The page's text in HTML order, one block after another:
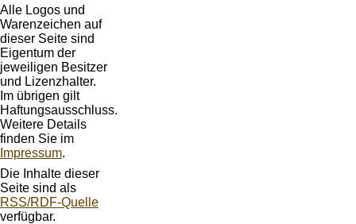
Alle Logos und
Warenzeichen auf
dieser Seite sind
Eigentum der
jeweiligen Besitzer
und Lizenzhalter.
Im übrigen gilt
Haftungsausschluss.
Weitere Details
finden Sie im
Impressum.
Die Inhalte dieser
Seite sind als
RSS/RDF-Quelle
verfügbar.